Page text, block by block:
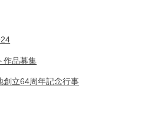
作品募集
創立64周年記念行事